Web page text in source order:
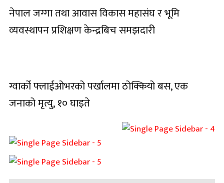
नेपाल जग्गा तथा आवास विकास महासंघ र भूमि
व्यवस्थापन प्रशिक्षण केन्द्रबिच समझदारी
ग्वार्को फ्लाईओभरको पर्खालमा ठोक्कियो बस, एक
जनाको मृत्यु, १० घाइते